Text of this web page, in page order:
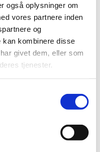
også oplysninger om
vores partnere inden
og
kan kombinere disse
givet dem, eller som
tjenester.
kl. 13:30
Greve